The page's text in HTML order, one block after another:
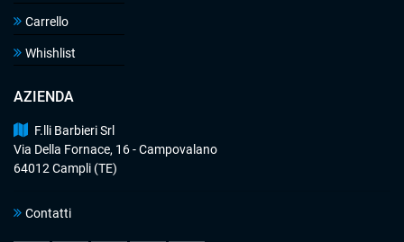
Carrello
Whishlist
AZIENDA
F.lli Barbieri Srl
Via Della Fornace, 16 - Campovalano
64012 Campli (TE)
Contatti